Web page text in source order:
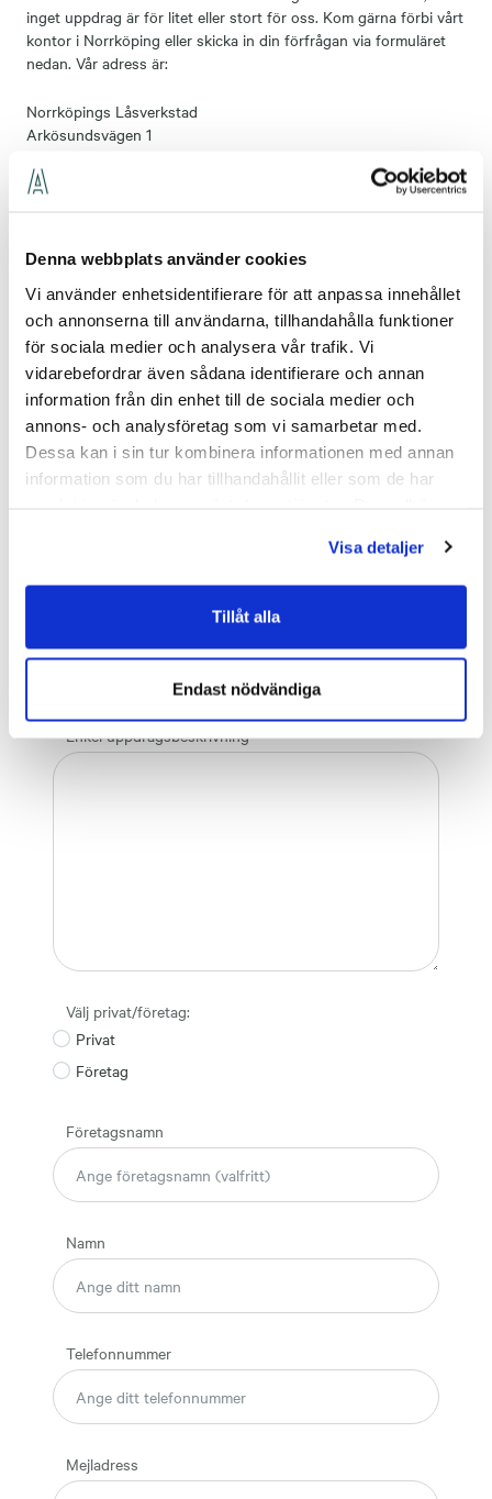
Denna webbplats använder cookies
Vi använder enhetsidentifierare för att anpassa innehållet
och annonserna till användarna, tillhandahålla funktioner
för sociala medier och analysera vår trafik. Vi
vidarebefordrar även sådana identifierare och annan
information från din enhet till de sociala medier och
annons- och analysföretag som vi samarbetar med.
Dessa kan i sin tur kombinera informationen med annan
information som du har tillhandahållit eller som de har
Visa detaljer
Tillåt alla
Endast nödvändiga
inget uppdrag är för litet eller stort för oss. Kom gärna förbi vårt
kontor i Norrköping eller skicka in din förfrågan via formuläret
nedan. Vår adress är:
Norrköpings Låsverkstad
Arkösundsvägen 1
Vad kan vi hjälpa dig
med?
Jag behöver hjälp med
Reparera skador
Projektering
Enkel uppdragsbeskrivning
Välj privat/företag:
Privat
Företag
Företagsnamn
Namn
Telefonnummer
Mejladress